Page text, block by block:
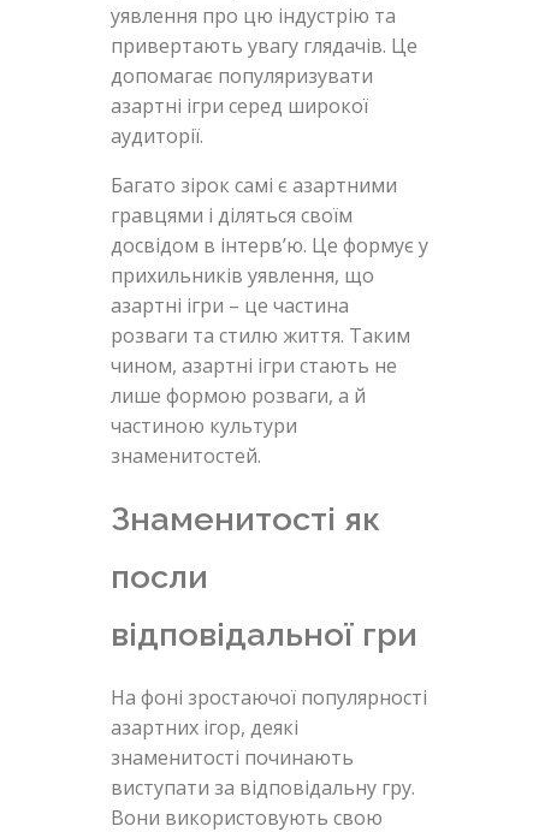
уявлення про цю індустрію та
привертають увагу глядачів. Це
допомагає популяризувати
азартні ігри серед широкої
аудиторії.
Багато зірок самі є азартними
гравцями і діляться своїм
досвідом в інтерв’ю. Це формує у
прихильників уявлення, що
азартні ігри – це частина
розваги та стилю життя. Таким
чином, азартні ігри стають не
лише формою розваги, а й
частиною культури
знаменитостей.
Знаменитості як
посли
відповідальної гри
На фоні зростаючої популярності
азартних ігор, деякі
знаменитості починають
виступати за відповідальну гру.
Вони використовують свою